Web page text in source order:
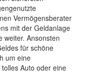
Vermögensberater
mit der Geldanlage
weiter. Ansonsten
für schöne
um eine
Auto oder eine